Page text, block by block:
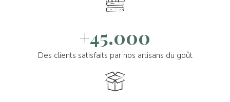
+45.000
Des clients satisfaits par nos artisans du goût